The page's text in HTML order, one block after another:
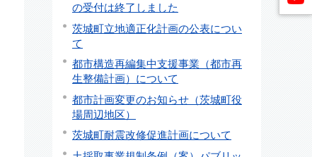
の受付は終了しました
茨城町立地適正化計画の公表につい
て
都市構造再編集中支援事業（都市再
生整備計画）について
都市計画変更のお知らせ（茨城町役
場周辺地区）
茨城町耐震改修促進計画について